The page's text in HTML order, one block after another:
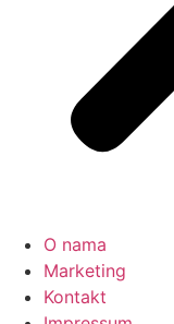
O nama
Marketing
Kontakt